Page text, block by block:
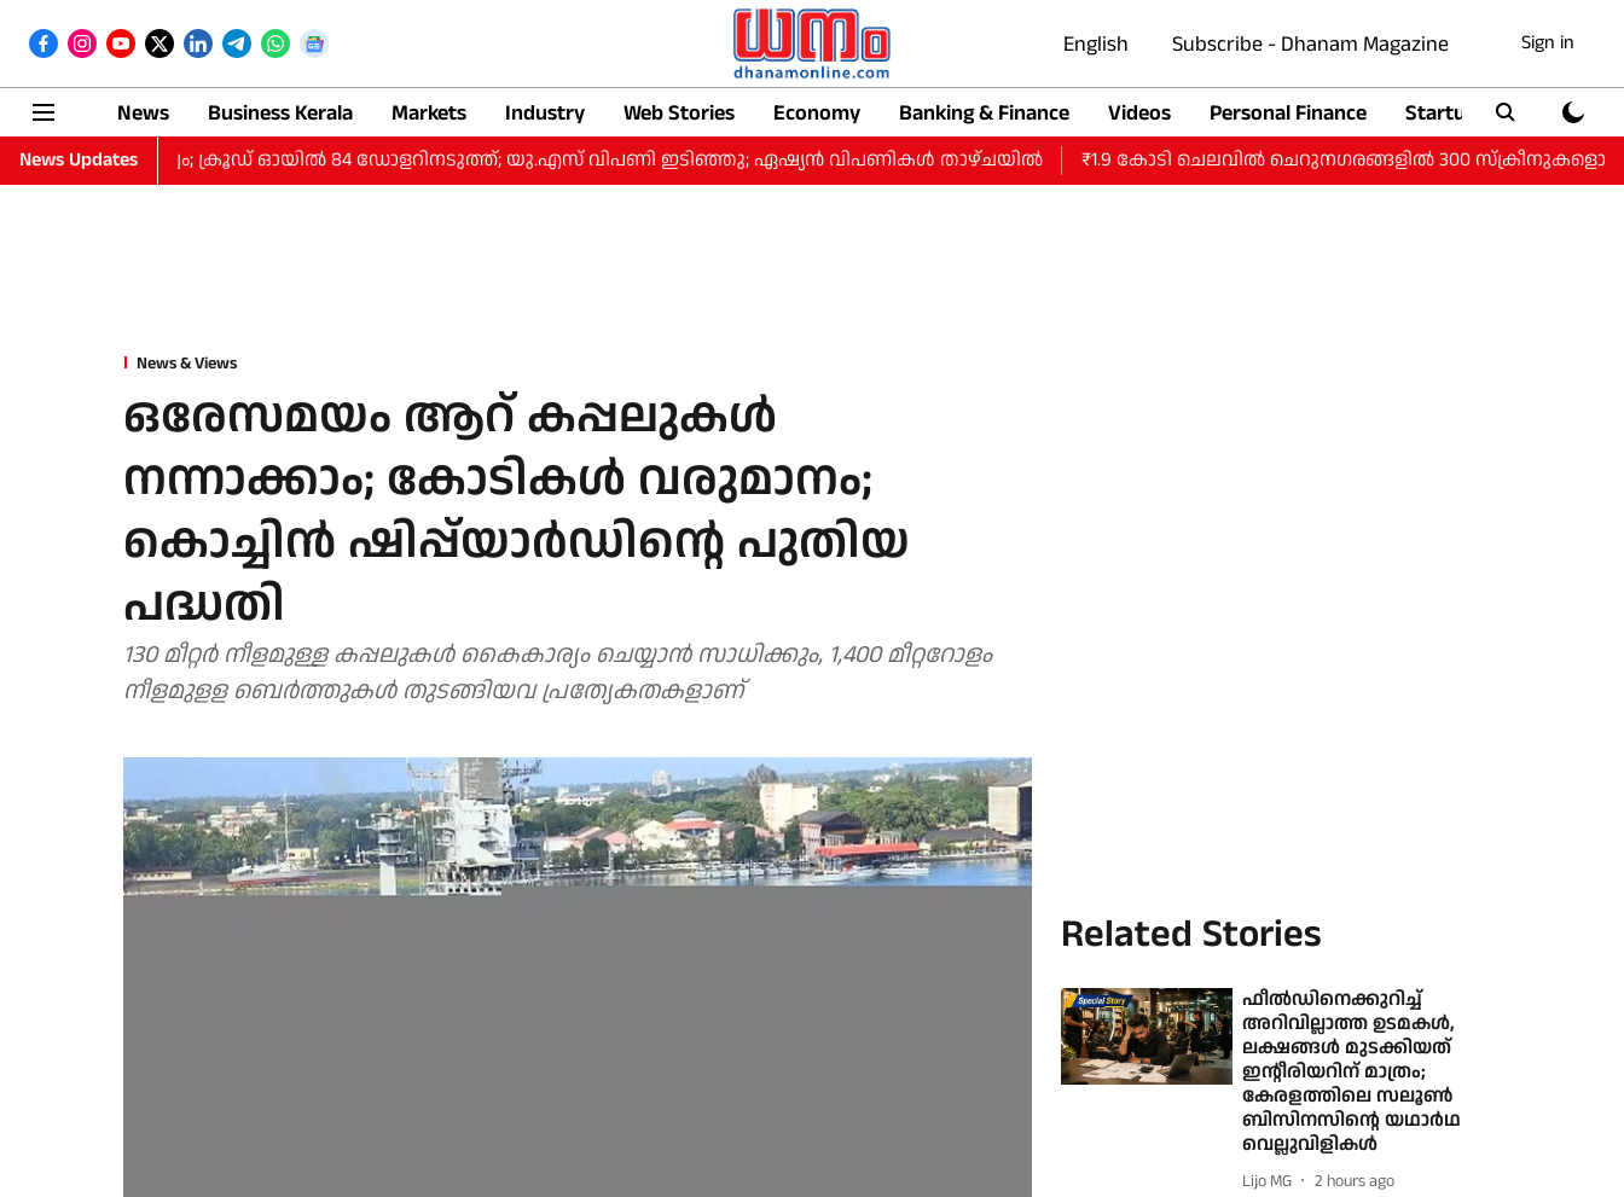
English Subscribe - Dhanam Magazine Sign in
News Business Kerala Markets Industry Web Stories Economy Banking & Finance Videos Personal Finance Startup
News Updates ക്രൂഡ് ഓയിൽ 84 ഡോളറിനടുത്ത്; യു.എസ് വിപണി ഇടിഞ്ഞു; ഏഷ്യൻ വിപണികൾ താഴ്ചയിൽ ₹1.9 കോടി ചെലവില്‍ ചെറുനഗരങ്ങളില്‍ 300
News & Views
ഒരേസമയം ആറ് കപ്പലുകൾ
നന്നാക്കാം; കോടികള്‍ വരുമാനം;
കൊച്ചിൻ ഷിപ്പ്‌യാർഡിന്റെ പുതിയ
പദ്ധതി
130 മീറ്റർ നീളമുള്ള കപ്പലുകൾ കൈകാര്യം ചെയ്യാന്‍ സാധിക്കും, 1,400 മീറ്ററോളം
നീളമുളള ബെർത്തുകൾ തുടങ്ങിയവ പ്രത്യേകതകളാണ്
Related Stories
ഫീല്‍ഡിനെക്കുറിച്ച്
അറിവില്ലാത്ത ഉടമകള്‍,
ലക്ഷങ്ങള്‍ മുടക്കിയത്
ഇന്റീരിയറിന് മാത്രം;
കേരളത്തിലെ സലൂണ്‍
ബിസിനസിന്റെ യഥാര്‍ഥ
വെല്ലുവിളികള്‍
Lijo MG 2 hours ago